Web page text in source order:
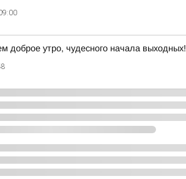
доброе утро, чудесного начала выходных!